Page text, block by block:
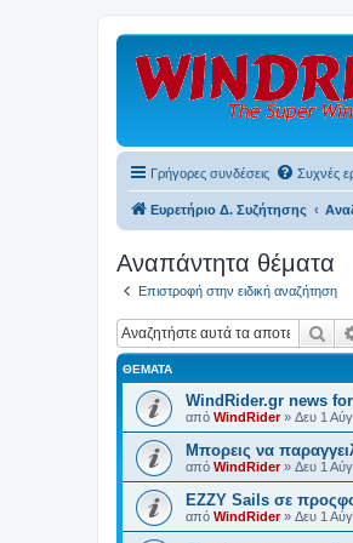
Γρήγορες συνδέσεις Συχνές
Ευρετήριο Δ. Συζήτησης
Αναπάντητα θέματα
Επιστροφή στην ειδική αναζήτηση
ΘΈΜΑΤΑ
WindRider.gr news
από WindRider» Δευ 1
Mπορεις να
από WindRider» Δευ 1
EZZY Sails σε
από WindRider» Δευ 1